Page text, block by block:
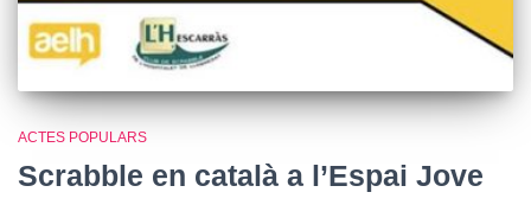
ACTES POPULARS
Scrabble en català a l’Espai Jove